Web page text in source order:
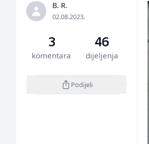
B. R.
02.08.2023.
3
komentara
46
dijeljenja
Podijeli